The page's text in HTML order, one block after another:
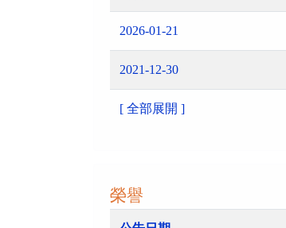
2026-01-21
2021-12-30
[ 全部展開 ]
榮譽